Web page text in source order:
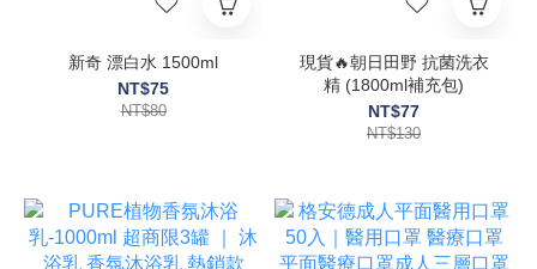
新奇 漂白水 1500ml
NT$75
NT$80
現貨🔥朝日田野 抗菌洗衣
精 (1800ml補充包)
NT$77
NT$130